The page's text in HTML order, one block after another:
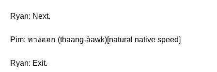
Ryan: Next.
Pim: ทางออก (thaang-àawk)[natural native speed]
Ryan: Exit.